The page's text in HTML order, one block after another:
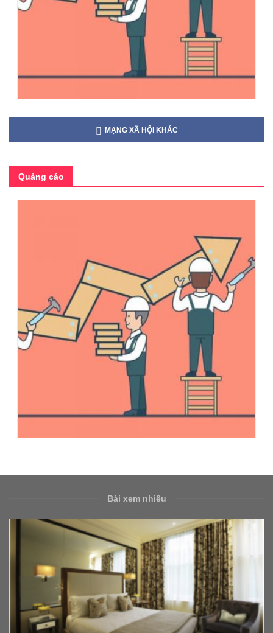
MẠNG XÃ HỘI KHÁC
Quảng cáo
Bài xem nhiều